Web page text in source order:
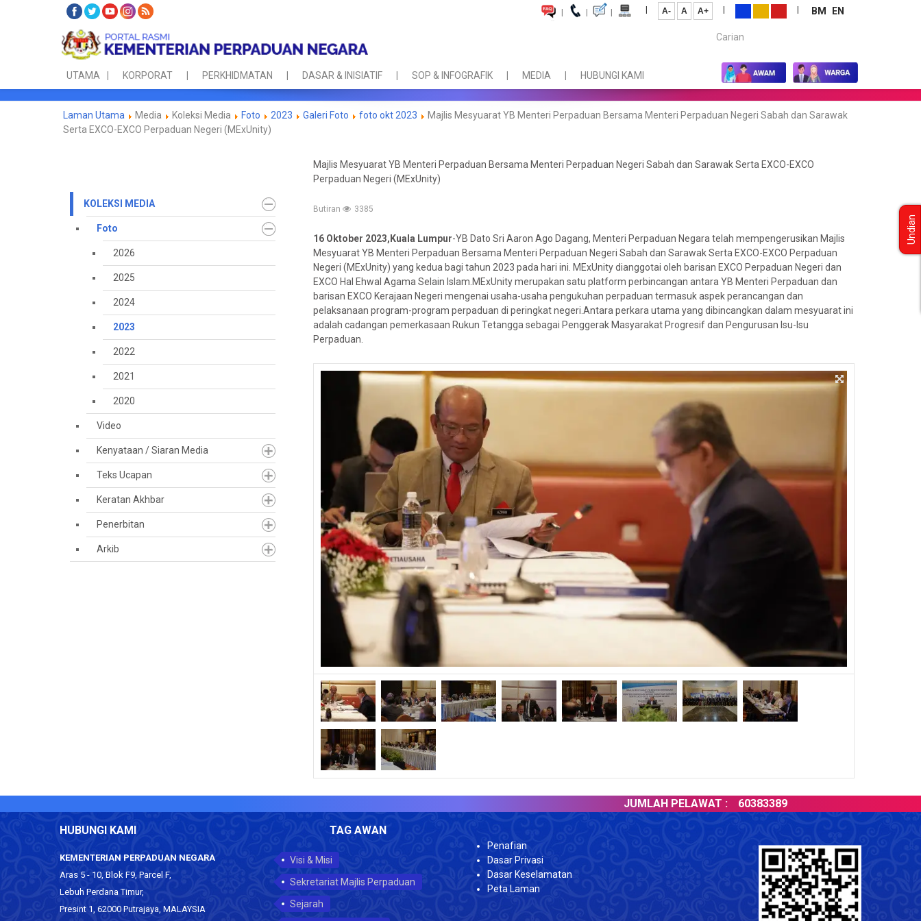
| | | | A- A A+ | | BM
EN
Carian...
UTAMA KORPORAT PERKHIDMATAN DASAR & INISIATIF SOP & INFOGRAFIK MEDIA HUBUNGI KAMI
Laman Utama Media Koleksi Media Foto 2023 Galeri Foto foto okt 2023
Majlis Mesyuarat YB Menteri Perpaduan Bersama Menteri Perpaduan Negeri Sabah dan Sarawak
Serta EXCO-EXCO Perpaduan Negeri (MExUnity)
KOLEKSI MEDIA
Foto
2026
2025
2024
2023
2022
2021
2020
Video
Kenyataan / Siaran Media
Teks Ucapan
Keratan Akhbar
Penerbitan
Arkib
Majlis Mesyuarat YB Menteri Perpaduan Bersama Menteri Perpaduan Negeri Sabah dan Sarawak Serta EXCO-EXCO
Perpaduan Negeri (MExUnity)
Butiran 3385
16 Oktober 2023,Kuala Lumpur-YB Dato Sri Aaron Ago Dagang, Menteri Perpaduan Negara telah mempengerusikan Majlis
Mesyuarat YB Menteri Perpaduan Bersama Menteri Perpaduan Negeri Sabah dan Sarawak Serta EXCO-EXCO Perpaduan
Negeri (MExUnity) yang kedua bagi tahun 2023 pada hari ini. MExUnity dianggotai oleh barisan EXCO Perpaduan Negeri dan
EXCO Hal Ehwal Agama Selain Islam.MExUnity merupakan satu platform perbincangan antara YB Menteri Perpaduan dan
barisan EXCO Kerajaan Negeri mengenai usaha-usaha pengukuhan perpaduan termasuk aspek perancangan dan
pelaksanaan program-program perpaduan di peringkat negeri.Antara perkara utama yang dibincangkan dalam mesyuarat ini
adalah cadangan pemerkasaan Rukun Tetangga sebagai Penggerak Masyarakat Progresif dan Pengurusan Isu-Isu
Perpaduan.
JUMLAH PELAWAT : 60383389
HUBUNGI KAMI
KEMENTERIAN PERPADUAN NEGARA
Aras 5 - 10, Blok F9, Parcel F,
Lebuh Perdana Timur,
Presint 1, 62000 Putrajaya, MALAYSIA
TAG AWAN
Visi & Misi
Sekretariat Majlis Perpaduan
Sejarah
Penafian
Dasar Privasi
Dasar Keselamatan
Peta Laman
Undian